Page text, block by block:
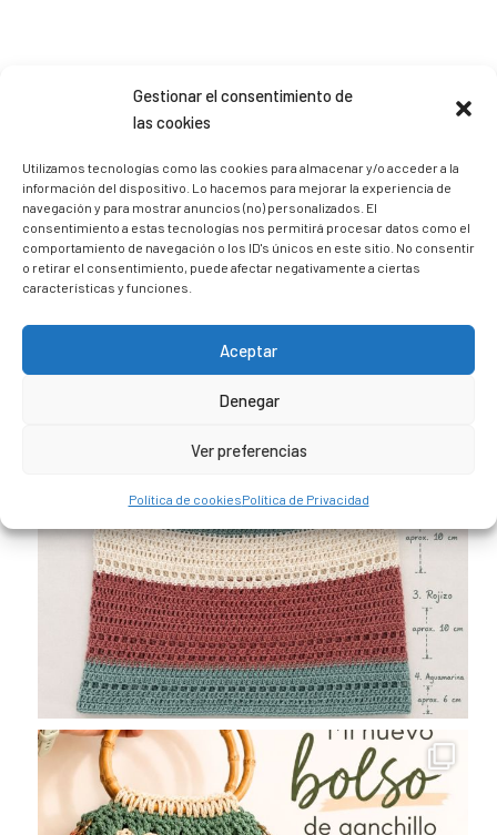
Gestionar el consentimiento de
las cookies
Utilizamos tecnologías como las cookies para almacenar y/o acceder a la
información del dispositivo. Lo hacemos para mejorar la experiencia de
navegación y para mostrar anuncios (no) personalizados. El
consentimiento a estas tecnologías nos permitirá procesar datos como el
comportamiento de navegación o los ID's únicos en este sitio. No consentir
o retirar el consentimiento, puede afectar negativamente a ciertas
características y funciones.
Aceptar
Denegar
Ver preferencias
Política de cookiesPolítica de Privacidad
Sígueme en Instagram
trizia_comopedroporsucasa
Freelance | Web | RRSS
Mi tienda de productos ECO
@lacatalina.shop
Alquila tu Autocaravana en
@caravana_go
Mi blog de viajes